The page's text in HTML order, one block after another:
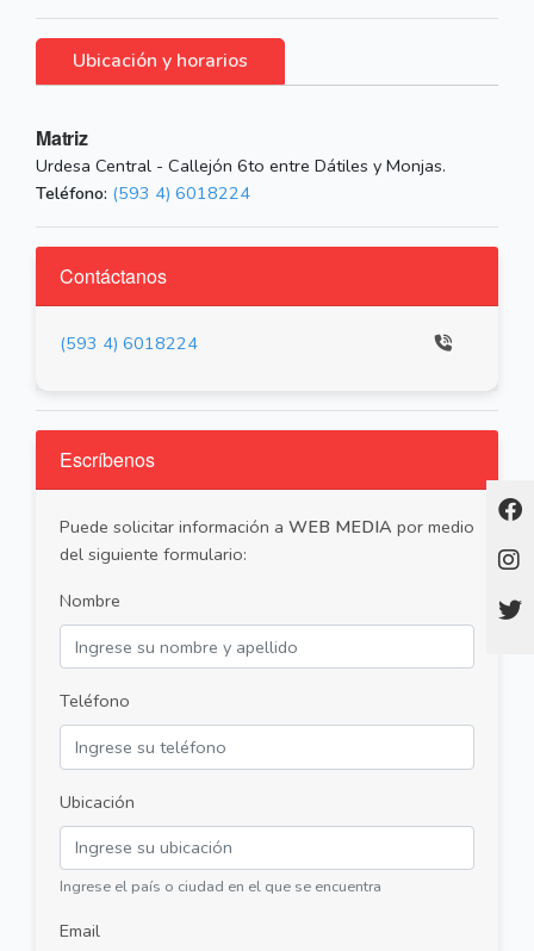
Ubicación y horarios
Matriz
Urdesa Central - Callejón 6to entre Dátiles y Monjas.
Teléfono: (593 4) 6018224
Contáctanos
(593 4) 6018224
Escríbenos
Puede solicitar información a WEB MEDIA por medio
del siguiente formulario:
Nombre
Teléfono
Ubicación
Ingrese el país o ciudad en el que se encuentra
Email